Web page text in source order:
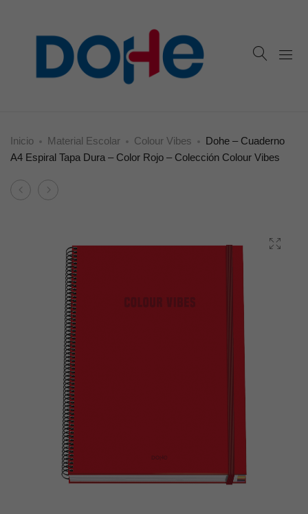
Inicio Material Escolar Colour Vibes
Dohe – Cuaderno
A4 Espiral Tapa Dura – Color Rojo – Colección Colour Vibes
Product
Dohe
Espiral
Colección
Colour
Dohe
Espiral
Tapa
Dura
Color
Verde
Colección
Colour
Vibes